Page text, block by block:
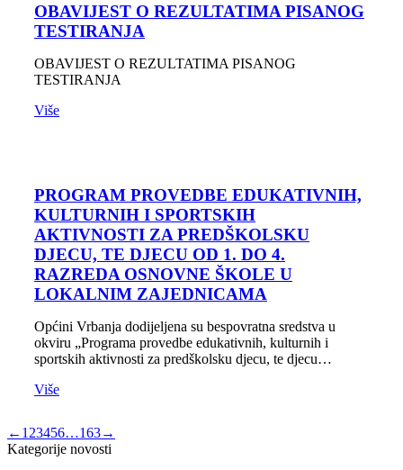
OBAVIJEST O REZULTATIMA PISANOG
TESTIRANJA
OBAVIJEST O REZULTATIMA PISANOG
TESTIRANJA
Više
PROGRAM PROVEDBE EDUKATIVNIH,
KULTURNIH I SPORTSKIH
AKTIVNOSTI ZA PREDŠKOLSKU
DJECU, TE DJECU OD 1. DO 4.
RAZREDA OSNOVNE ŠKOLE U
LOKALNIM ZAJEDNICAMA
Općini Vrbanja dodijeljena su bespovratna sredstva u
okviru „Programa provedbe edukativnih, kulturnih i
sportskih aktivnosti za predškolsku djecu, te djecu…
Više
← 1 23456…163→
Kategorije novosti